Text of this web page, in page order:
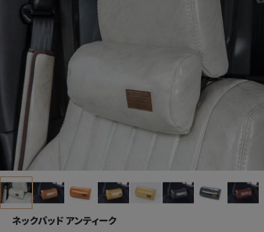
ネックパッド アンティーク